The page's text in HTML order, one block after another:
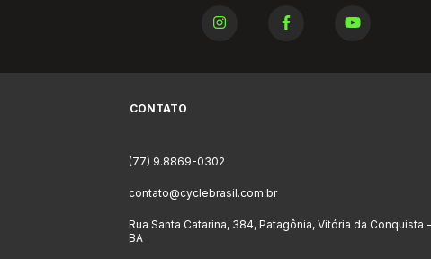
CONTATO
(77) 9.8869-0302
contato@cyclebrasil.com.br
Rua Santa Catarina, 384, Patagônia, Vitória da Conquista -
BA